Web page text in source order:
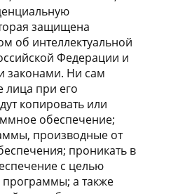
защищена
об интеллектуальной
Федерации и
законами. Ни сам
лица при его
копировать или
обеспечение;
производные от
проникать в
с целью
программы; а также